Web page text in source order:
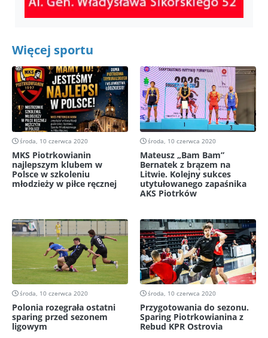
Więcej sportu
środa, 10 czerwca 2020
MKS Piotrkowianin
najlepszym klubem w
Polsce w szkoleniu
młodzieży w piłce ręcznej
środa, 10 czerwca 2020
Mateusz „Bam Bam”
Bernatek z brązem na
Litwie. Kolejny sukces
utytułowanego zapaśnika
AKS Piotrków
środa, 10 czerwca 2020
Polonia rozegrała ostatni
sparing przed sezonem
ligowym
środa, 10 czerwca 2020
Przygotowania do sezonu.
Sparing Piotrkowianina z
Rebud KPR Ostrovia